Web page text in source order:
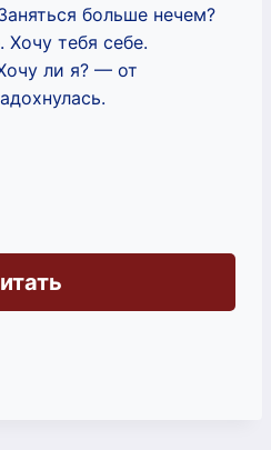
больше нечем?
тебя себе.
ли я? — от